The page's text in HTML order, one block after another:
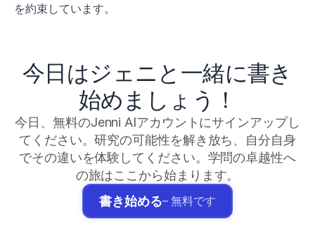
を約束しています。
今日はジェニと一緒に書き
始めましょう！
今日、無料のJenni AIアカウントにサインアップし
てください。研究の可能性を解き放ち、自分自身
でその違いを体験してください。学問の卓越性へ
の旅はここから始まります。
書き始める– 無料です